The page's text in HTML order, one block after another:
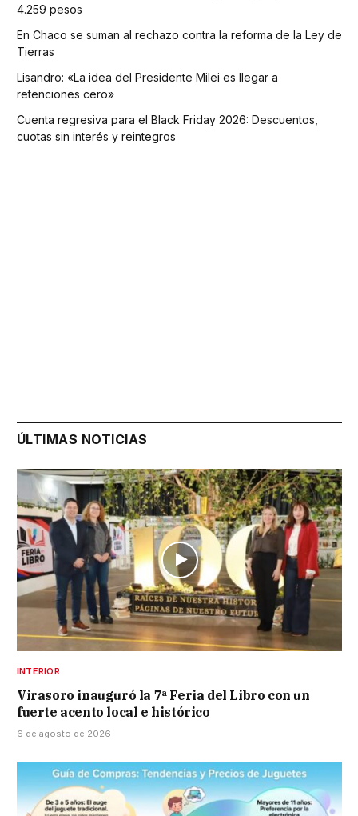
4.259 pesos
En Chaco se suman al rechazo contra la reforma de la Ley de
Tierras
Lisandro: «La idea del Presidente Milei es llegar a
retenciones cero»
Cuenta regresiva para el Black Friday 2026: Descuentos,
cuotas sin interés y reintegros
ÚLTIMAS NOTICIAS
INTERIOR
Virasoro inauguró la 7ª Feria del Libro con un
fuerte acento local e histórico
6 de agosto de 2026